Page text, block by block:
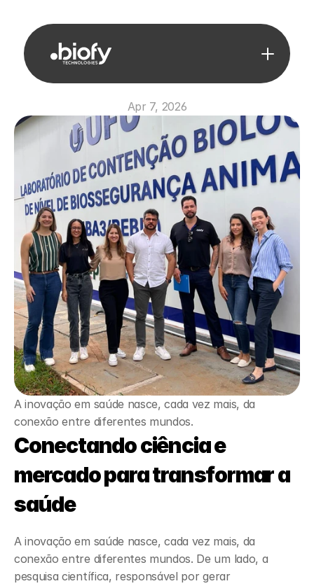
Apr 7, 2026
A inovação em saúde nasce, cada vez mais, da
conexão entre diferentes mundos.
Conectando ciência e
mercado para transformar a
saúde
A inovação em saúde nasce, cada vez mais, da
conexão entre diferentes mundos. De um lado, a
pesquisa científica, responsável por gerar